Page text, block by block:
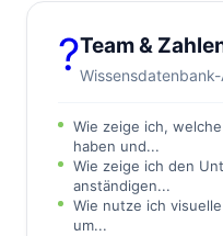
?Team &
Wie zeige ich,
haben und...
Wie zeige ich den
anständigen...
Wie nutze ich
um...